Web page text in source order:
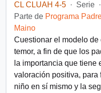
CL CLUAH 4-5 · Serie ·
Parte de Programa
Maino
Cuestionar el modelo de
temor, a fin de que los
la importancia que tiene
valoración positiva, para
niño en sí mismo y la